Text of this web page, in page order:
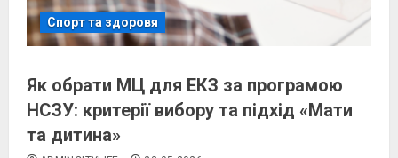
Спорт та здоровя
Як обрати МЦ для ЕКЗ за програмою
НСЗУ: критерії вибору та підхід «Мати
та дитина»